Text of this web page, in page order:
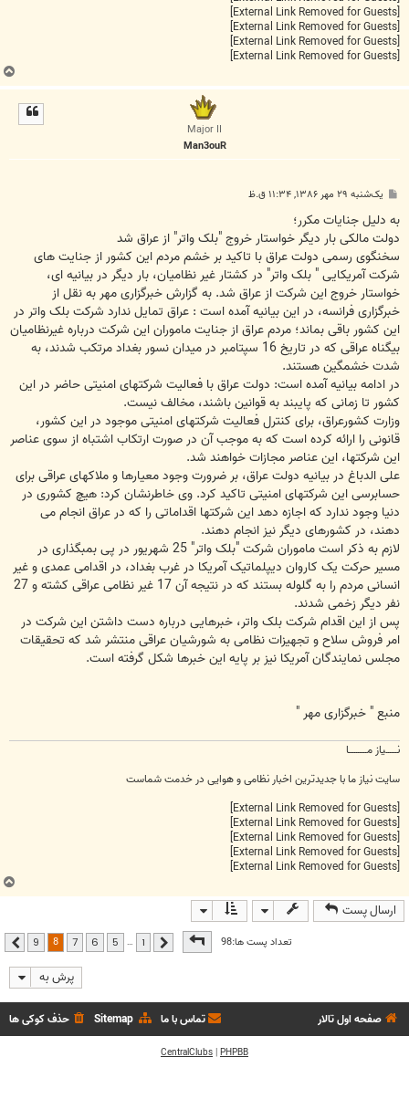
ب
ا
Major II
Man3ouR
پ
ت
یک‌شنبه ۲۹ مهر ۱۳۸۶, ۱۱:۳۴ ق.ظ
به دلیل جنایات مکرر؛
دولت مالکی بار دیگر خواستار خروج "بلک واتر" از عراق شد
سخنگوی رسمی دولت عراق با تاکید بر خشم مردم این کشور از جنایت های
شرکت آمریکایی " بلک واتر" در کشتار غیر نظامیان، بار دیگر در بیانیه ای،
خواستار خروج این شرکت از عراق شد. به گزارش خبرگزاری مهر به نقل از
خبرگزاری فرانسه، در این بیانیه آمده است : عراق تمایل ندارد شرکت بلک واتر در
این کشور باقی بماند؛ مردم عراق از جنایت ماموران این شرکت درباره غیرنظامیان
بیگناه عراقی که در تاریخ 16 سپتامبر در میدان نسور بغداد مرتکب شدند، به
شدت خشمگین هستند.
در ادامه بیانیه آمده است: دولت عراق با فعالیت شرکتهای امنیتی حاضر در این
کشور تا زمانی که پایبند به قوانین باشند، مخالف نیست.
وزارت کشورعراق، برای کنترل فعالیت شرکتهای امنیتی موجود در این کشور،
قانونی را ارائه کرده است که به موجب آن در صورت ارتکاب اشتباه از سوی عناصر
این شرکتها، این عناصر مجازات خواهند شد.
علی الدباغ در بیانیه دولت عراق، بر ضرورت وجود معیارها و ملاکهای عراقی برای
حسابرسی این شرکتهای امنیتی تاکید کرد. وی خاطرنشان کرد: هیچ کشوری در
دنیا وجود ندارد که اجازه دهد این شرکتها اقداماتی را که در عراق انجام می
دهند، در کشورهای دیگر نیز انجام دهند.
لازم به ذکر است ماموران شرکت "بلک واتر" 25 شهریور در پی بمبگذاری در
مسیر حرکت یک کاروان دیپلماتیک آمریکا در غرب بغداد، در اقدامی عمدی و غیر
انسانی مردم را به گلوله بستند که در نتیجه آن 17 غیر نظامی عراقی کشته و 27
نفر دیگر زخمی شدند.
پس از این اقدام شرکت بلک واتر، خبرهایی درباره دست داشتن این شرکت در
امر فروش سلاح و تجهیزات نظامی به شورشیان عراقی منتشر شد که تحقیقات
مجلس نمایندگان آمریکا نیز بر پایه این خبرها شکل گرفته است.
منبع " خبرگزاری مهر "
نــــــیاز مــــــــــا
سایت نیاز ما با جدیدترین اخبار نظامی و هوایی در خدمت شماست
ب
ا
ارسال پست
تعداد پست ها:98صفحه از9 قبلی …
5
6
7
8
9 بعدی
پرش به
صفحه اول تالار حذف کوکی ها Sitemap تماس با ما
PHPBB
|
CentralClubs